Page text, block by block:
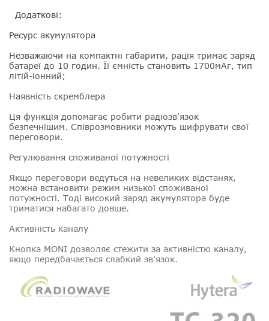
Додаткові:
Ресурс акумулятора
Незважаючи на компактні габарити, рація тримає заряд
батареї до 10 годин. Її ємність становить 1700мАг, тип
літій-іонний;
Наявність скремблера
Ця функція допомагає робити радіозв'язок
безпечнішим. Співрозмовники можуть шифрувати свої
переговори.
Регулювання споживаної потужності
Якщо переговори ведуться на невеликих відстанях,
можна встановити режим низької споживаної
потужності. Тоді високий заряд акумулятора буде
триматися набагато довше.
Активність каналу
Кнопка MONI дозволяє стежити за активністю каналу,
якщо передбачається слабкий зв'язок.